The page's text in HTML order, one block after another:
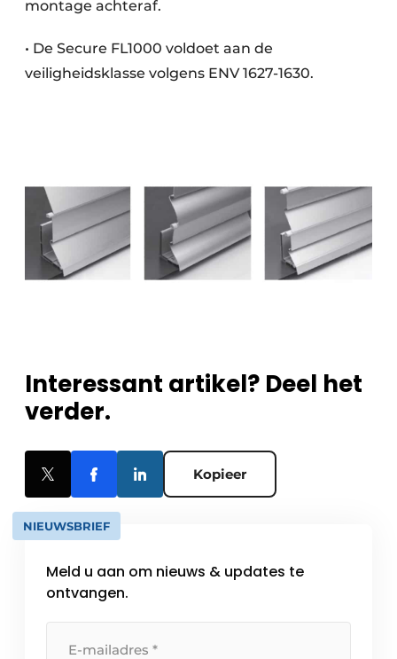
montage achteraf.
• De Secure FL1000 voldoet aan de
veiligheidsklasse volgens ENV 1627-1630.
Interessant artikel? Deel het
verder.
Kopieer
NIEUWSBRIEF
Meld u aan om nieuws & updates te
ontvangen.